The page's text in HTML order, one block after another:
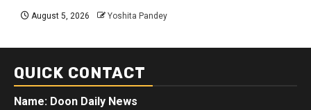
August 5, 2026 Yoshita Pandey
QUICK CONTACT
Name: Doon Daily News